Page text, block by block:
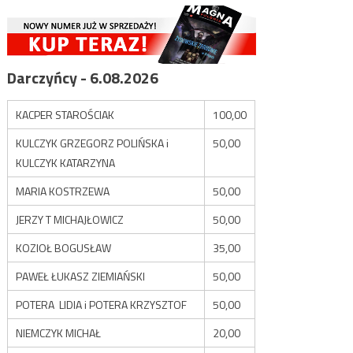
Darczyńcy - 6.08.2026
KACPER STAROŚCIAK
100,00
KULCZYK GRZEGORZ POLIŃSKA i
KULCZYK KATARZYNA
50,00
MARIA KOSTRZEWA
50,00
JERZY T MICHAJŁOWICZ
50,00
KOZIOŁ BOGUSŁAW
35,00
PAWEŁ ŁUKASZ ZIEMIAŃSKI
50,00
POTERA LIDIA i POTERA KRZYSZTOF
50,00
NIEMCZYK MICHAŁ
20,00